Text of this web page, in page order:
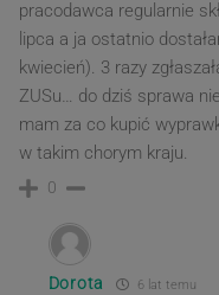
pracodawca regularnie
lipca a ja ostatnio
kwiecień). 3 razy
ZUSu… do dziś sprawa
mam za co kupić
w takim chorym kraju.
0
Dorota 6 lat temu